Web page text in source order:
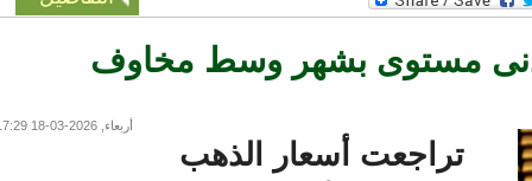
مستوى بشهر وسط مخاوف
أربعاء, 2026-03-18 17:29
تراجعت أسعار الذهب